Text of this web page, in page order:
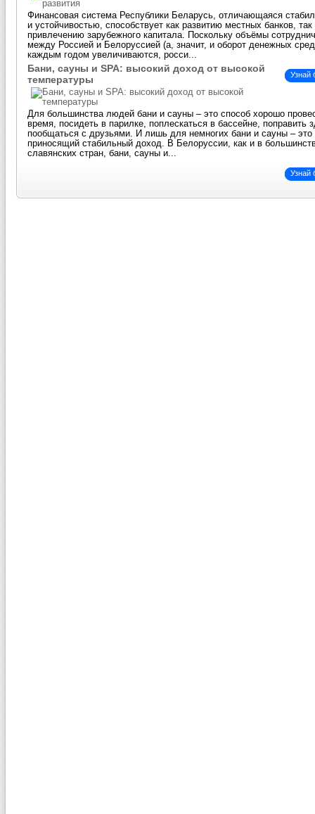
Финансовая система Республики Беларусь, отличающаяся
и устойчивостью, способствует как развитию местных банков, так
привлечению зарубежного капитала. Поскольку объёмы
между Россией и Белоруссией (а, значит, и оборот денежных
каждым годом увеличиваются, росси...
Узнай
Бани, сауны и SPA: высокий доход от высокой
температуры
Для большинства людей бани и сауны – это способ хорошо
время, посидеть в парилке, поплескаться в бассейне, поправить
пообщаться с друзьями. И лишь для немногих бани и сауны – это
приносящий стабильный доход. В Белоруссии, как и в
славянских стран, бани, сауны и...
Узнай